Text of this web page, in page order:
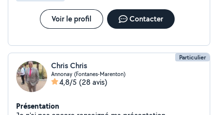
Voir le profil Contacter
Particulier
Chris Chris
Annonay (Fontanes-Marenton)
4,8/5 (28 avis)
Présentation